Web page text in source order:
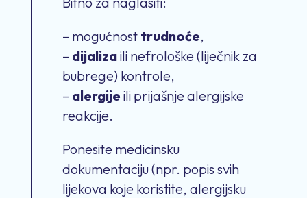
– mogućnost trudnoće,
– dijalizaili nefrološke (liječnik za
bubrege) kontrole,
– alergije ili prijašnje alergijske
reakcije.
Ponesite medicinsku
dokumentaciju (npr. popis svih
lijekova koje koristite, alergijsku